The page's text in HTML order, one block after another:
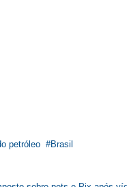
petróleo Brasil